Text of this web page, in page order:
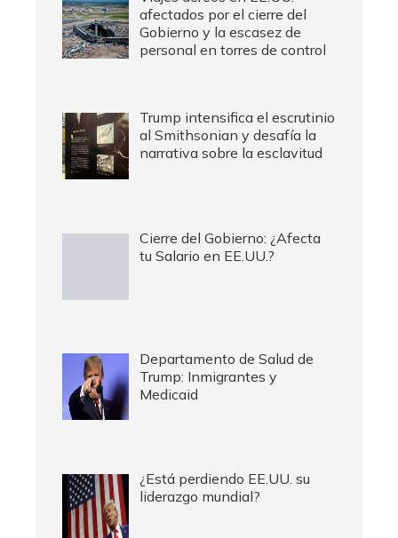
afectados por el cierre del
Gobierno y la escasez de
personal en torres de control
Trump intensifica el escrutinio
al Smithsonian y desafía la
narrativa sobre la esclavitud
Cierre del Gobierno: ¿Afecta
tu Salario en EE.UU.?
Departamento de Salud de
Trump: Inmigrantes y
Medicaid
¿Está perdiendo EE.UU. su
liderazgo mundial?